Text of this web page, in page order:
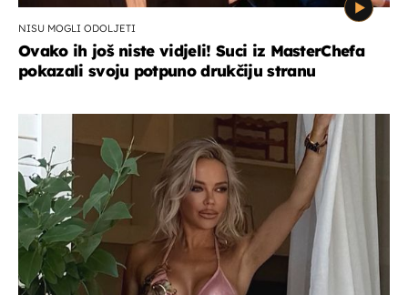
NISU MOGLI ODOLJETI
Ovako ih još niste vidjeli! Suci iz MasterChefa
pokazali svoju potpuno drukčiju stranu